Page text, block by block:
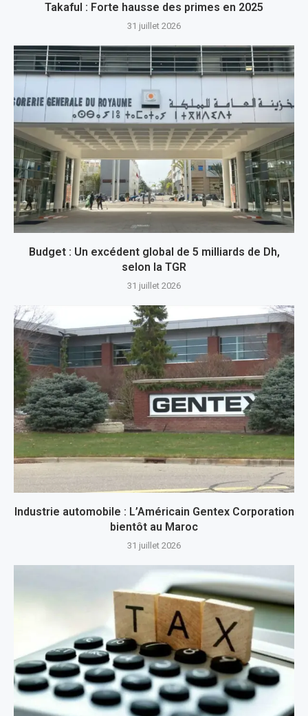
Takaful : Forte hausse des primes en 2025
31 juillet 2026
Budget : Un excédent global de 5 milliards de Dh,
selon la TGR
31 juillet 2026
Industrie automobile : L’Américain Gentex Corporation
bientôt au Maroc
31 juillet 2026